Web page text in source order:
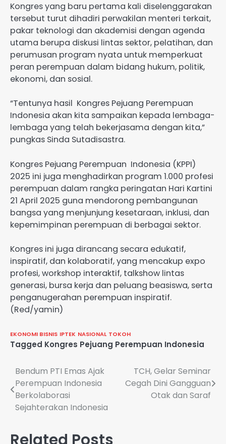
Kongres yang baru pertama kali diselenggarakan
tersebut turut dihadiri perwakilan menteri terkait,
pakar teknologi dan akademisi dengan agenda
utama berupa diskusi lintas sektor, pelatihan, dan
perumusan program nyata untuk memperkuat
peran perempuan dalam bidang hukum, politik,
ekonomi, dan sosial.
“Tentunya hasil Kongres Pejuang Perempuan
Indonesia akan kita sampaikan kepada lembaga-
lembaga yang telah bekerjasama dengan kita,”
pungkas Sinda Sutadisastra.
Kongres Pejuang Perempuan Indonesia (KPPI)
2025 ini juga menghadirkan program 1.000 profesi
perempuan dalam rangka peringatan Hari Kartini
21 April 2025 guna mendorong pembangunan
bangsa yang menjunjung kesetaraan, inklusi, dan
kepemimpinan perempuan di berbagai sektor.
Kongres ini juga dirancang secara edukatif,
inspiratif, dan kolaboratif, yang mencakup expo
profesi, workshop interaktif, talkshow lintas
generasi, bursa kerja dan peluang beasiswa, serta
penganugerahan perempuan inspiratif.
(Red/yamin)
EKONOMI BISNIS IPTEK NASIONAL TOKOH
Tagged Kongres Pejuang Perempuan Indonesia
Navigasi
pos
Bendum PTI Emas Ajak
Perempuan Indonesia
Berkolaborasi
Sejahterakan Indonesia
TCH, Gelar Seminar
Cegah Dini Gangguan
Otak dan Saraf
Related Posts